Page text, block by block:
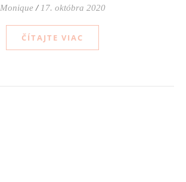
Monique / 17. októbra 2020
ČÍTAJTE VIAC